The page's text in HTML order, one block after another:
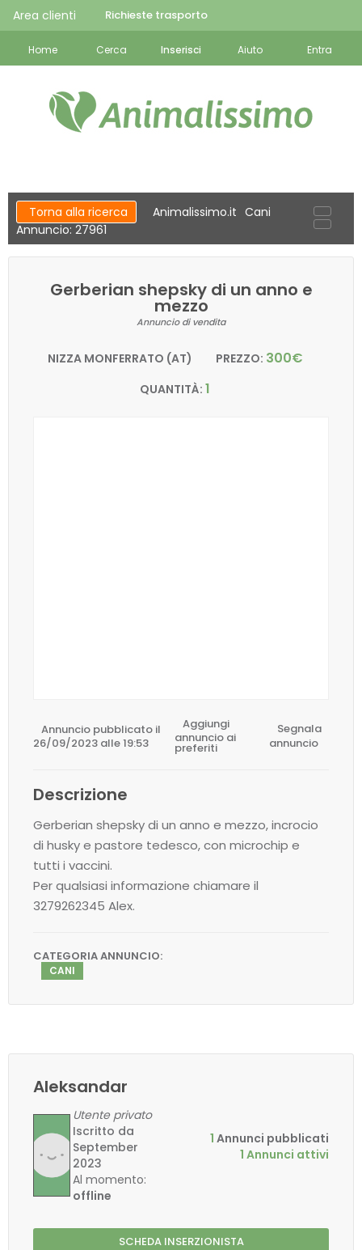
Area clienti Richieste trasporto
Home Cerca Inserisci Aiuto Entra
Torna alla ricerca Animalissimo.it Cani
Annuncio: 27961
Gerberian shepsky di un anno e
mezzo
Annuncio di vendita
NIZZA MONFERRATO (AT) PREZZO: 300€
QUANTITÀ: 1
Annuncio pubblicato il
26/09/2023 alle 19:53
Aggiungi
annuncio ai
preferiti
Segnala
annuncio
Descrizione
Gerberian shepsky di un anno e mezzo, incrocio
di husky e pastore tedesco, con microchip e
tutti i vaccini.
Per qualsiasi informazione chiamare il
3279262345 Alex.
CATEGORIA ANNUNCIO:
CANI
Aleksandar
Utente privato
Iscritto da
September
2023
Al momento:
offline
1 Annunci pubblicati
1 Annunci attivi
SCHEDA INSERZIONISTA